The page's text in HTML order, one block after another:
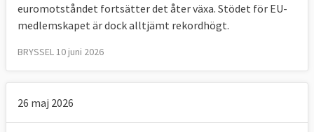
euromotståndet fortsätter det åter växa. Stödet för EU-
medlemskapet är dock alltjämt rekordhögt.
BRYSSEL 10 juni 2026
26 maj 2026